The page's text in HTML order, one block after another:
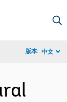
版本: 中文